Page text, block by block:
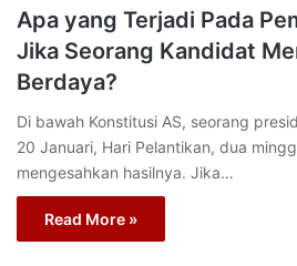
Apa yang Terjadi Pada
Jika Seorang Kandidat
Berdaya?
Di bawah Konstitusi AS, seorang
20 Januari, Hari Pelantikan, dua
mengesahkan hasilnya. Jika…
Read More »